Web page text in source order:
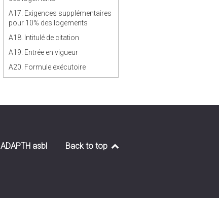
A17. Exigences supplémentaires
pour 10% des logements
A18. Intitulé de citation
A19. Entrée en vigueur
A20. Formule exécutoire
ADAPTH asbl Back to top